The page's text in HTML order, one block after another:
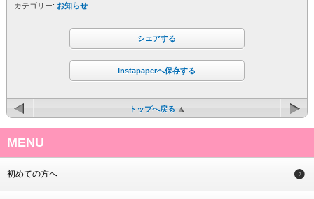
カテゴリー: お知らせ
シェアする
Instapaperへ保存する
トップへ戻る
MENU
初めての方へ